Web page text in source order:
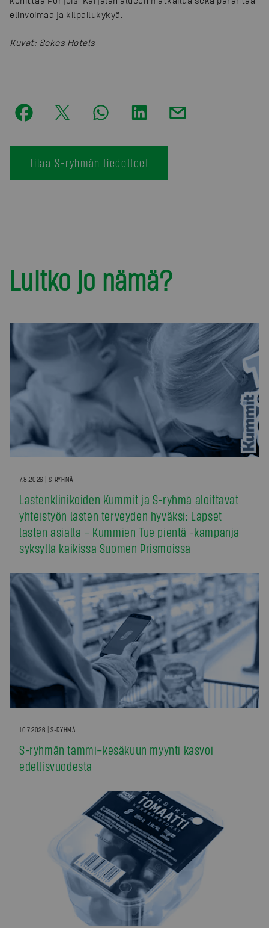
elinvoimaa ja kilpailukykyä.
Kuvat: Sokos Hotels
Tilaa S-ryhmän tiedotteet
Luitko jo nämä?
7.8.2026 | S-RYHMÄ
Lastenklinikoiden Kummit ja S-ryhmä aloittavat
yhteistyön lasten terveyden hyväksi: Lapset
lasten asialla – Kummien Tue pientä -kampanja
syksyllä kaikissa Suomen Prismoissa
10.7.2026 | S-RYHMÄ
S-ryhmän tammi–kesäkuun myynti kasvoi
edellisvuodesta